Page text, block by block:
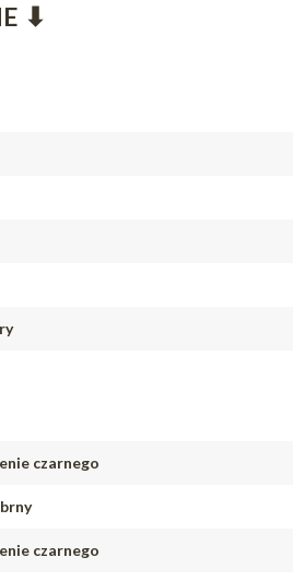
⬇
czarnego
czarnego